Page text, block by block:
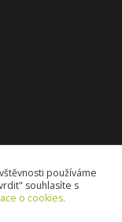
používáme
souhlasíte s
o cookies.